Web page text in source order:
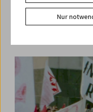
60 Jahre
Kino ist mehr als
Nur